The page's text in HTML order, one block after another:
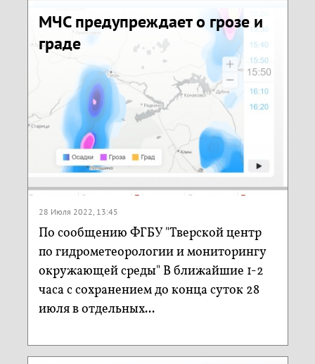
МЧС предупреждает о грозе и
граде
28 Июля 2022, 13:45
По сообщению ФГБУ "Тверской центр
по гидрометеорологии и мониторингу
окружающей среды" В ближайшие 1-2
часа с сохранением до конца суток 28
июля в отдельных...